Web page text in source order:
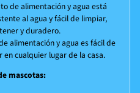
de alimentación y agua está
al agua y fácil de limpiar,
y duradero.
alimentación y agua es fácil de
en cualquier lugar de la casa.
mascotas: